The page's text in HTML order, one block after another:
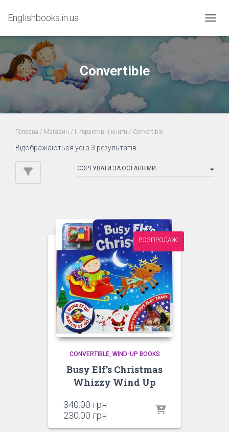
Englishbooks.in.ua
Convertible
Головна / Магазин / Інтерактивні книги / Convertible
Відображаються усі з 3 результатів
latest
РОЗПРОДАЖ!
CONVERTIBLE WIND-UP BOOKS
Busy Elf’s Christmas
Whizzy Wind Up
340.00грнОригінальна
230.00 грн